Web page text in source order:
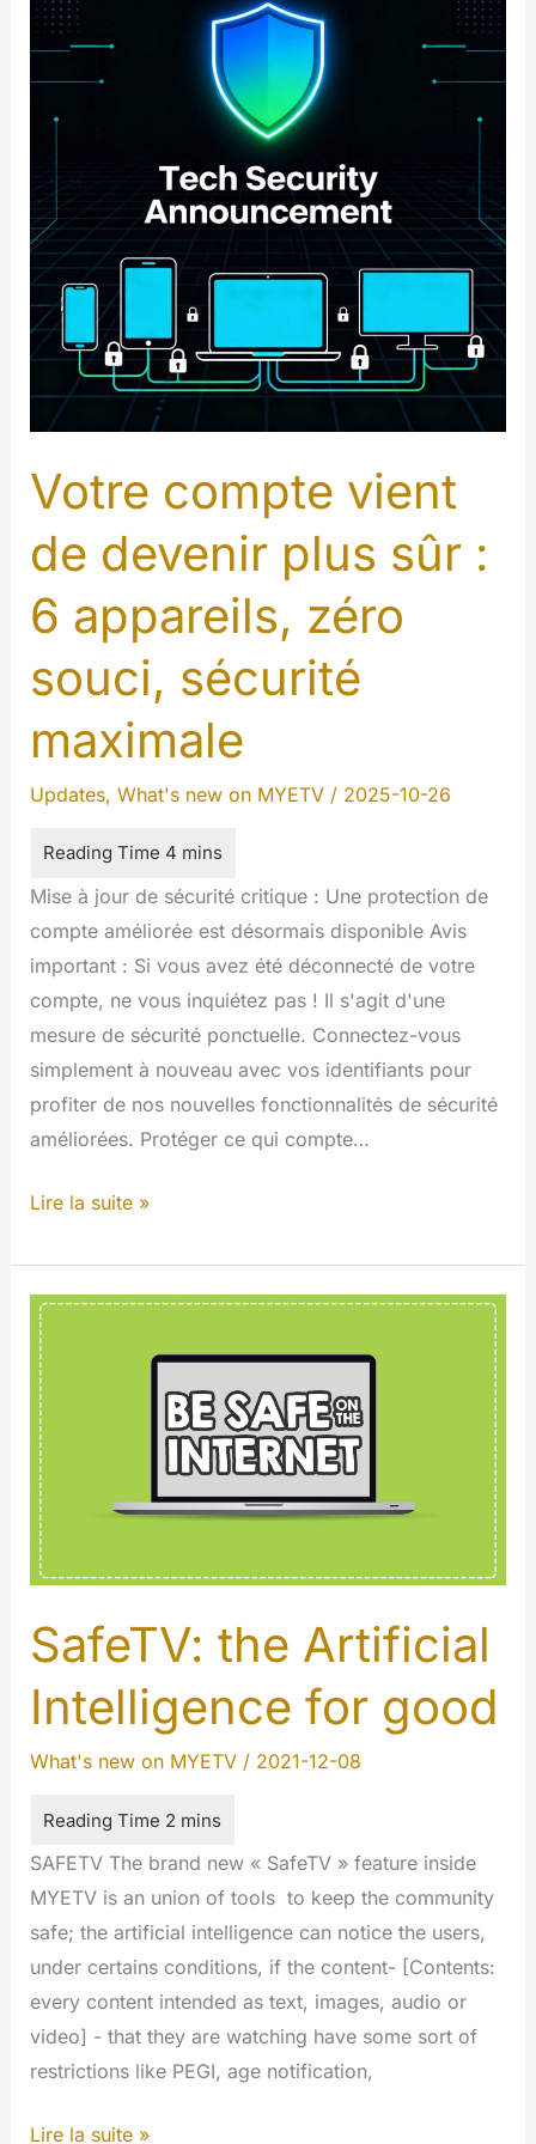
Votre compte vient
de devenir plus sûr :
6 appareils, zéro
souci, sécurité
maximale
Updates, What's new on MYETV/ 2025-10-26
Mise à jour de sécurité critique : Une protection de
compte améliorée est désormais disponible Avis
important : Si vous avez été déconnecté de votre
compte, ne vous inquiétez pas ! Il s'agit d'une
mesure de sécurité ponctuelle. Connectez-vous
simplement à nouveau avec vos identifiants pour
profiter de nos nouvelles fonctionnalités de sécurité
améliorées. Protéger ce qui compte…
Votre
vient
de
devenir
plus
sûr
6
appareils,
zéro
souci,
maximale
Lire la suite »
SafeTV: the Artificial
Intelligence for good
What's new on MYETV/ 2021-12-08
SAFETV The brand new « SafeTV » feature inside
MYETV is an union of tools to keep the community
safe; the artificial intelligence can notice the users,
under certains conditions, if the content- [Contents:
every content intended as text, images, audio or
video] - that they are watching have some sort of
restrictions like PEGI, age notification,
SafeTV:
Lire la suite »